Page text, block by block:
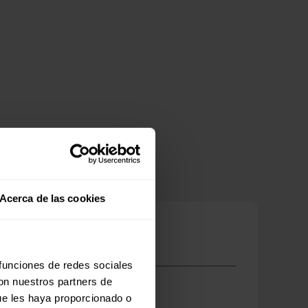
Acerca de las cookies
de redes sociales
nuestros partners de
les haya proporcionado o